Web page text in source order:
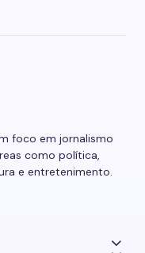
foco em jornalismo
como política,
e entretenimento.